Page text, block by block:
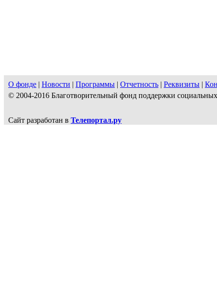
О фонде | Новости | Программы | Отчетность | Реквизиты |
© 2004-2016 Благотворительный фонд поддержки
Сайт разработан в Телепортал.ру